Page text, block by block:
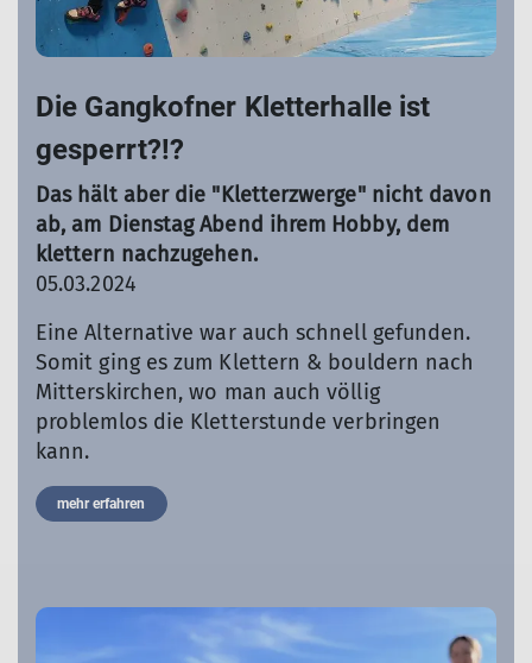
Die Gangkofner Kletterhalle ist
gesperrt?!?
Das hält aber die "Kletterzwerge" nicht davon
ab, am Dienstag Abend ihrem Hobby, dem
klettern nachzugehen.
05.03.2024
Eine Alternative war auch schnell gefunden.
Somit ging es zum Klettern & bouldern nach
Mitterskirchen, wo man auch völlig
problemlos die Kletterstunde verbringen
kann.
mehr erfahren